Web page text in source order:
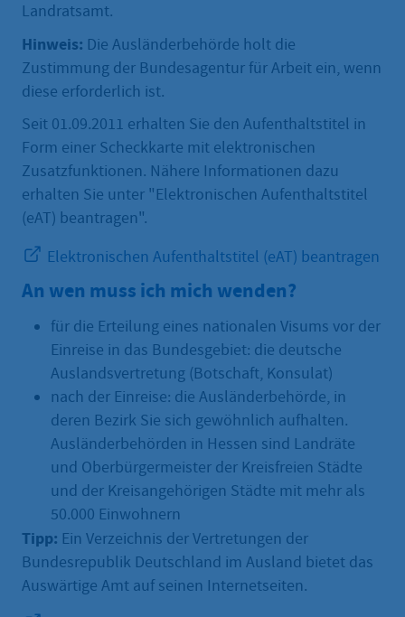
Landratsamt.
Hinweis: Die Ausländerbehörde holt die
Zustimmung der Bundesagentur für Arbeit ein, wenn
diese erforderlich ist.
Seit 01.09.2011 erhalten Sie den Aufenthaltstitel in
Form einer Scheckkarte mit elektronischen
Zusatzfunktionen. Nähere Informationen dazu
erhalten Sie unter "Elektronischen Aufenthaltstitel
(eAT) beantragen".
Elektronischen Aufenthaltstitel (eAT) beantragen
An wen muss ich mich wenden?
für die Erteilung eines nationalen Visums vor der
Einreise in das Bundesgebiet: die deutsche
Auslandsvertretung (Botschaft, Konsulat)
nach der Einreise: die Ausländerbehörde, in
deren Bezirk Sie sich gewöhnlich aufhalten.
Ausländerbehörden in Hessen sind Landräte
und Oberbürgermeister der Kreisfreien Städte
und der Kreisangehörigen Städte mit mehr als
50.000 Einwohnern
Tipp: Ein Verzeichnis der Vertretungen der
Bundesrepublik Deutschland im Ausland bietet das
Auswärtige Amt auf seinen Internetseiten.